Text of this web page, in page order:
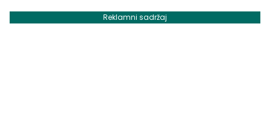
Reklamni sadržaj